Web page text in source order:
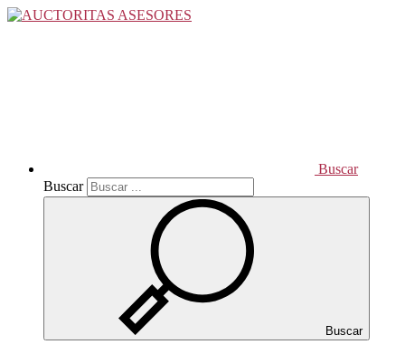
Buscar
Buscar
Buscar